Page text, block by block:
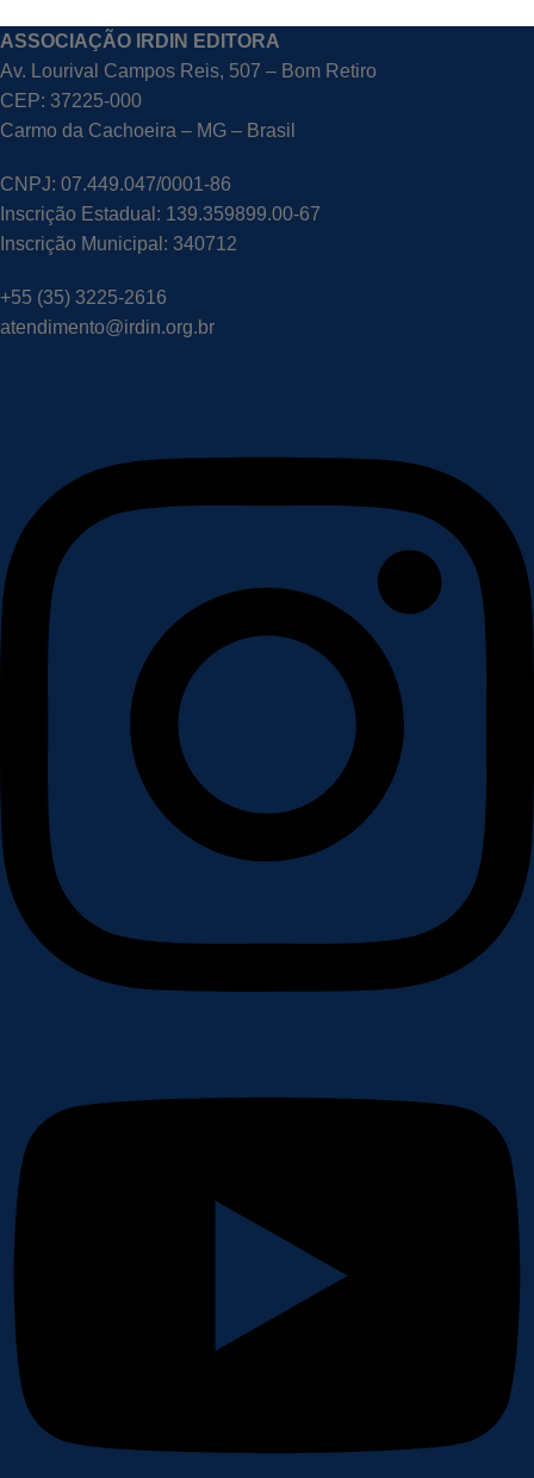
ASSOCIAÇÃO IRDIN EDITORA
Av. Lourival Campos Reis, 507 – Bom Retiro
CEP: 37225-000
Carmo da Cachoeira – MG – Brasil
CNPJ: 07.449.047/0001-86
Inscrição Estadual: 139.359899.00-67
Inscrição Municipal: 340712
+55 (35) 3225-2616
atendimento@irdin.org.br